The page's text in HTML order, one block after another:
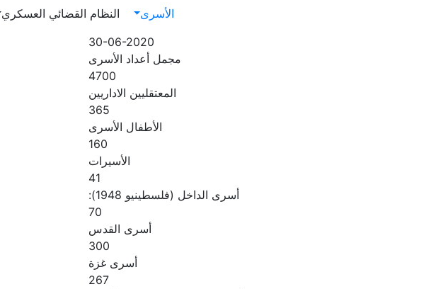
Main navigation
الأسرى النظام القضائي العسكري
30-06-2020
مجمل أعداد الأسرى
4700
المعتقليين الاداريين
365
الأطفال الأسرى
160
الأسيرات
41
أسرى الداخل (فلسطينيو 1948):
70
أسرى القدس
300
أسرى غزة
267